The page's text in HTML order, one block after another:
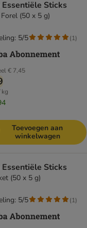
Sticks
(50 x 5 g)
€ 7,45
5/5 (1)
Toevoegen aan
winkelwagen
Sticks
(50 x 5 g)
5/5 (1)